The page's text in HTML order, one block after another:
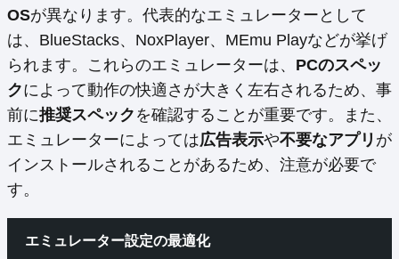
OSが異なります。代表的なエミュレーターとして
は、BlueStacks、NoxPlayer、MEmu Playなどが挙げ
られます。これらのエミュレーターは、 PCのスペッ
クによって動作の快適さが大きく左右されるため、事
前に推奨スペック を確認することが重要です。また、
エミュレーターによっては広告表示や不要なアプリ が
インストールされることがあるため、注意が必要で
す。
エミュレーター設定の最適化